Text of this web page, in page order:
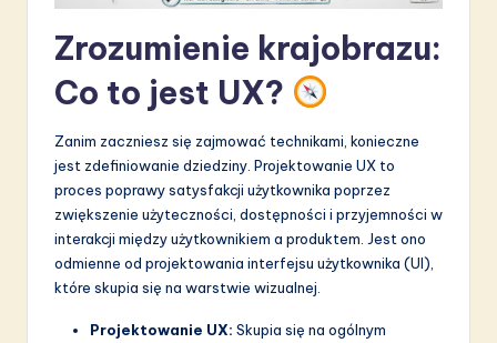
o
Zrozumienie krajobrazu:
Co to jest UX?
Zanim zaczniesz się zajmować technikami, konieczne
jest zdefiniowanie dziedziny. Projektowanie UX to
proces poprawy satysfakcji użytkownika poprzez
zwiększenie użyteczności, dostępności i przyjemności w
interakcji między użytkownikiem a produktem. Jest ono
odmienne od projektowania interfejsu użytkownika (UI),
które skupia się na warstwie wizualnej.
Projektowanie UX: Skupia się na ogólnym